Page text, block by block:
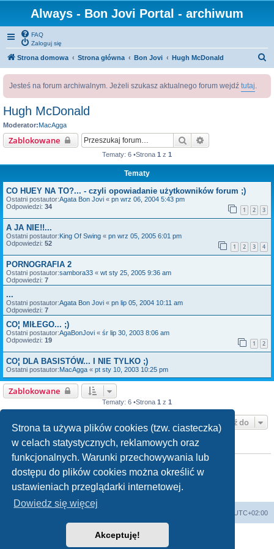
Strona ta używa plików cookies (tzw. ciasteczka)
w celach statystycznych, reklamowych oraz
funkcjonalnych. Warunki przechowywania lub
dostępu do plików cookies można określić w
ustawieniach przeglądarki internetowej.
Dowiedz się więcej
Akceptuję!
Always - Bon Jovi Portal - archiwum
FAQ
Zaloguj się
Strona domowa Strona główna Bon Jovi Hugh McDonald
Jesteś na forum archiwalnym. Jeżeli szukasz aktualnego forum wejdź tutaj.
Hugh McDonald
Moderator:MacAgga
Zablokowane Szukaj
Tematy: 6 •Strona 1 z 1
Tematy
CO HUEY NA TO?... - czyli opowiadanie użytkowników forum ;)
Ostatni postautor:Agata Bon Jovi « pn wrz 06, 2004 5:43 pm
Odpowiedzi: 34 1 2 3
A JA NIE!!...
Ostatni postautor:King Of Swing « pn wrz 05, 2005 6:01 pm
Odpowiedzi: 52 1 2 3 4
PORNOGRAFIA 2
Ostatni postautor:sambora33 « wt sty 25, 2005 9:36 am
Odpowiedzi: 7
...
Ostatni postautor:Agata Bon Jovi « pn lip 05, 2004 10:11 am
Odpowiedzi: 7
CO¦ MIŁEGO... ;)
Ostatni postautor:AgaBonJovi « śr lip 30, 2003 8:06 am
Odpowiedzi: 19 1 2
CO¦ DLA BASISTÓW... I NIE TYLKO ;)
Ostatni postautor:MacAgga « pt sty 10, 2003 10:25 pm
Zablokowane
Tematy: 6 •Strona 1 z 1
Przejdź do
TWOJE UPRAWNIENIA NA TYM FORUM
Nie możesztworzyć nowych tematów
Nie możesz odpowiadać w tematach
Nie możeszzmieniać swoich postów
Nie możeszusuwać swoich postów
dodawać załączników
UTC+02:00
Technologię dostarczaphpBB® Forum Software © phpBB Limited
Polski pakiet językowy dostarcza